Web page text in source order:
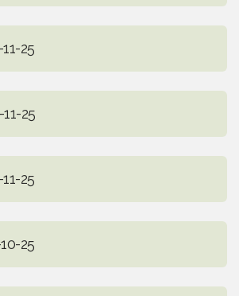
25
25
25
25